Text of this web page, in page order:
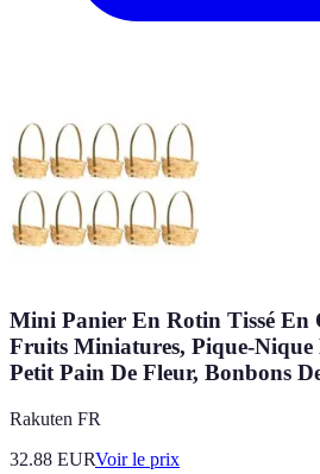
Mini Panier En Rotin Tissé En
Fruits Miniatures, Pique-Nique
Petit Pain De Fleur, Bonbons
Rakuten FR
32.88 EURVoir le prix